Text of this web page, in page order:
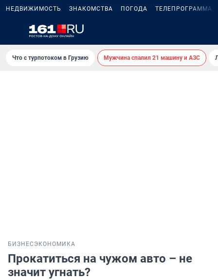
НЕДВИЖИМОСТЬ ЗНАКОМСТВА ПОГОДА ТЕЛЕПРОГРАММА
Что с турпотоком в Грузию Мужчина спалил 21 машину и АЗС
БИЗНЕС ЭКОНОМИКА
Прокатиться на чужом авто – не
значит угнать?